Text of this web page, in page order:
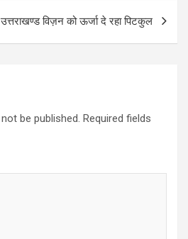
विज़न को ऊर्जा दे रहा पिटकुल
be published. Required fields